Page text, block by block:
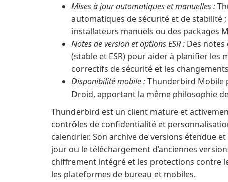
Mises à jour automatiques et manuelles :
automatiques de sécurité et de stabilité
installateurs manuels ou des packages
Notes de version et options ESR : Des
(stable et ESR) pour aider à planifier les
correctifs de sécurité et les
Disponibilité mobile :Thunderbird Mobile
Droid, apportant la même philosophie
Thunderbird est un client mature et
contrôles de confidentialité et
calendrier. Son archive de versions étendue
jour ou le téléchargement d’anciennes
chiffrement intégré et les protections contre
les plateformes de bureau et mobiles.